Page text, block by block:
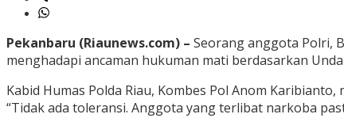
Pekanbaru (Riaunews.com) – Seorang anggota Polri,
menghadapi ancaman hukuman mati berdasarkan
Kabid Humas Polda Riau, Kombes Pol Anom
“Tidak ada toleransi. Anggota yang terlibat narkoba